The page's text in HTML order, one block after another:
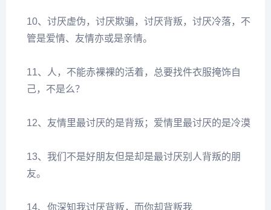
10、讨厌虚伪，讨厌欺骗，讨厌背叛，讨厌冷落，不
管是爱情、友情亦或是亲情。
11、人，不能赤裸裸的活着，总要找件衣服掩饰自
己，不是么？
12、友情里最讨厌的是背叛；爱情里最讨厌的是冷漠
13、我们不是好朋友但是却是最讨厌别人背叛的朋
友。
14、你深知我讨厌背叛，而你却背叛我